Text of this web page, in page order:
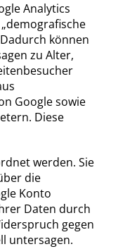
Analytics
können
zu Alter,
Google sowie
Diese
werden. Sie
die
Konto
Daten durch
gegen
untersagen.